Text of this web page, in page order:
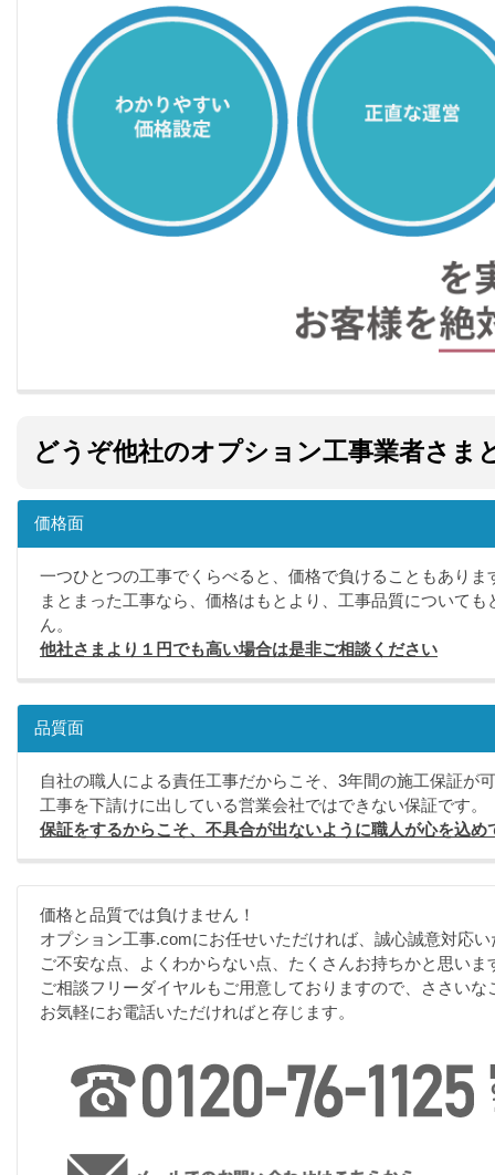
どうぞ他社のオプション工事業者さま
価格面
一つひとつの工事でくらべると、価格で負けることもありま
まとまった工事なら、価格はもとより、工事品質について
ん。
他社さまより１円でも高い場合は是非ご相談ください
品質面
自社の職人による責任工事だからこそ、3年間の施工保証が
工事を下請けに出している営業会社ではできない保証です。
保証をするからこそ、不具合が出ないように職人が心を込め
価格と品質では負けません！
オプション工事.comにお任せいただければ、誠心誠意対応
ご不安な点、よくわからない点、たくさんお持ちかと思いま
ご相談フリーダイヤルもご用意しておりますので、ささい
お気軽にお電話いただければと存じます。